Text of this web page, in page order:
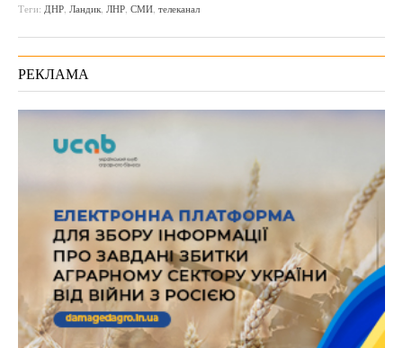
Теги: ДНР, Ландик, ЛНР, СМИ, телеканал
РЕКЛАМА